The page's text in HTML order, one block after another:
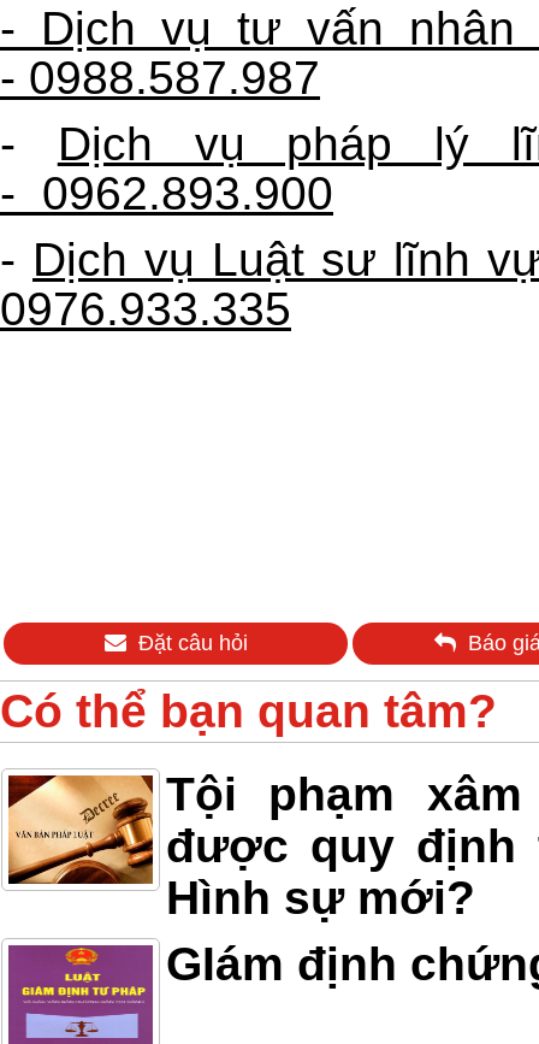
- Dịch vụ tư vấn
- 0988.587.987
- Dịch vụ pháp lý
- 0962.893.900
- Dịch vụ Luật sư lĩnh
0976.933.335
Đặt câu hỏi Báo
Có thể bạn quan tâm?
Tội phạm
được quy định
Hình sự mới?
GIám định